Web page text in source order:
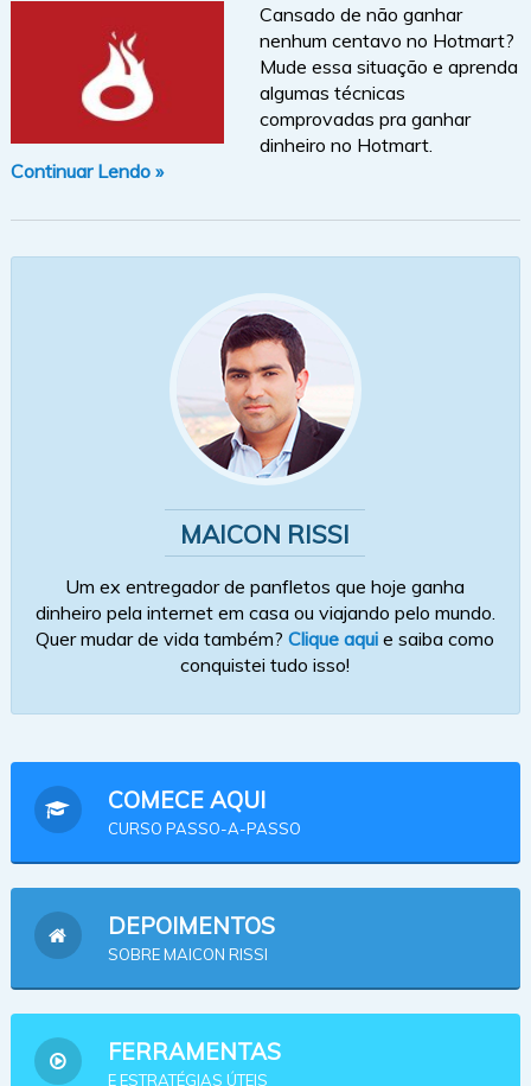
Cansado de não ganhar
nenhum centavo no Hotmart?
Mude essa situação e aprenda
algumas técnicas
comprovadas pra ganhar
dinheiro no Hotmart.
Continuar Lendo »
MAICON RISSI
Um ex entregador de panfletos que hoje ganha
dinheiro pela internet em casa ou viajando pelo mundo.
Quer mudar de vida também?Clique aqui e saiba como
conquistei tudo isso!
COMECE AQUI
CURSO PASSO-A-PASSO
DEPOIMENTOS
SOBRE MAICON RISSI
FERRAMENTAS
E ESTRATÉGIAS ÚTEIS